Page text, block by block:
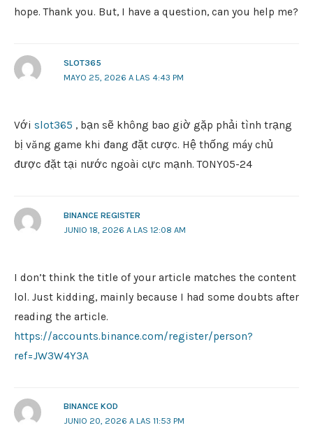
hope. Thank you. But, I have a question, can you help me?
SLOT365
MAYO 25, 2026 A LAS 4:43 PM
Với slot365 , bạn sẽ không bao giờ gặp phải tình trạng
bị văng game khi đang đặt cược. Hệ thống máy chủ
được đặt tại nước ngoài cực mạnh. TONY05-24
BINANCE REGISTER
JUNIO 18, 2026 A LAS 12:08 AM
I don’t think the title of your article matches the content
lol. Just kidding, mainly because I had some doubts after
reading the article.
https://accounts.binance.com/register/person?
ref=JW3W4Y3A
BINANCE KOD
JUNIO 20, 2026 A LAS 11:53 PM